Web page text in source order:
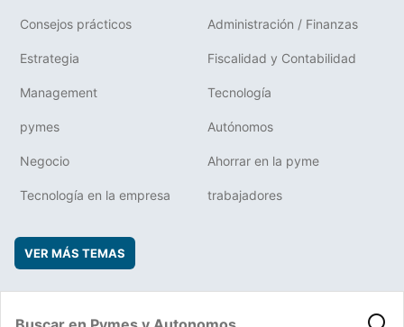
Consejos prácticos Administración / Finanzas
Estrategia Fiscalidad y Contabilidad
Management Tecnología
pymes Autónomos
Negocio Ahorrar en la pyme
Tecnología en la empresa trabajadores
VER MÁS TEMAS